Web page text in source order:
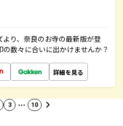
り、奈良のお寺の最新版が登
数々に合いに出かけませんか？
詳細を見る
3 … 10